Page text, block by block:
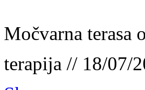
Močvarna terasa
terapija // 18/07/